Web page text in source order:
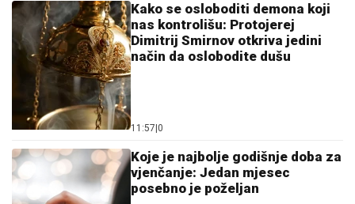
Kako se osloboditi demona koji
nas kontrolišu: Protojerej
Dimitrij Smirnov otkriva jedini
način da oslobodite dušu
11:57 0
Koje je najbolje godišnje doba za
vjenčanje: Jedan mjesec
posebno je poželjan